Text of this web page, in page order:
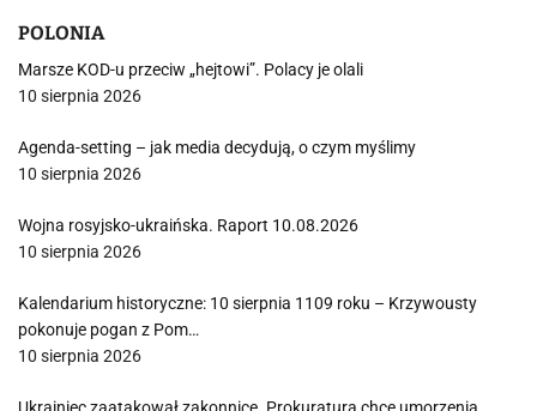
POLONIA
Marsze KOD-u przeciw „hejtowi”. Polacy je olali
10 sierpnia 2026
Agenda-setting – jak media decydują, o czym myślimy
10 sierpnia 2026
Wojna rosyjsko-ukraińska. Raport 10.08.2026
10 sierpnia 2026
Kalendarium historyczne: 10 sierpnia 1109 roku – Krzywousty
pokonuje pogan z Pom…
10 sierpnia 2026